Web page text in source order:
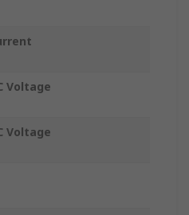
Voltage
Voltage